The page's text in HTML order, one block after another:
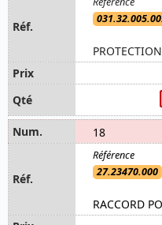
18
27.23470.000
RACCORD